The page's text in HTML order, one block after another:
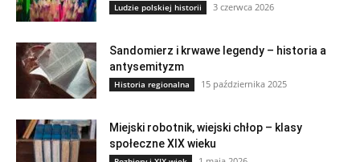
Ludzie polskiej historii 3 czerwca 2026
Sandomierz i krwawe legendy – historia a
antysemityzm
Historia regionalna 15 października 2025
Miejski robotnik, wiejski chłop – klasy
społeczne XIX wieku